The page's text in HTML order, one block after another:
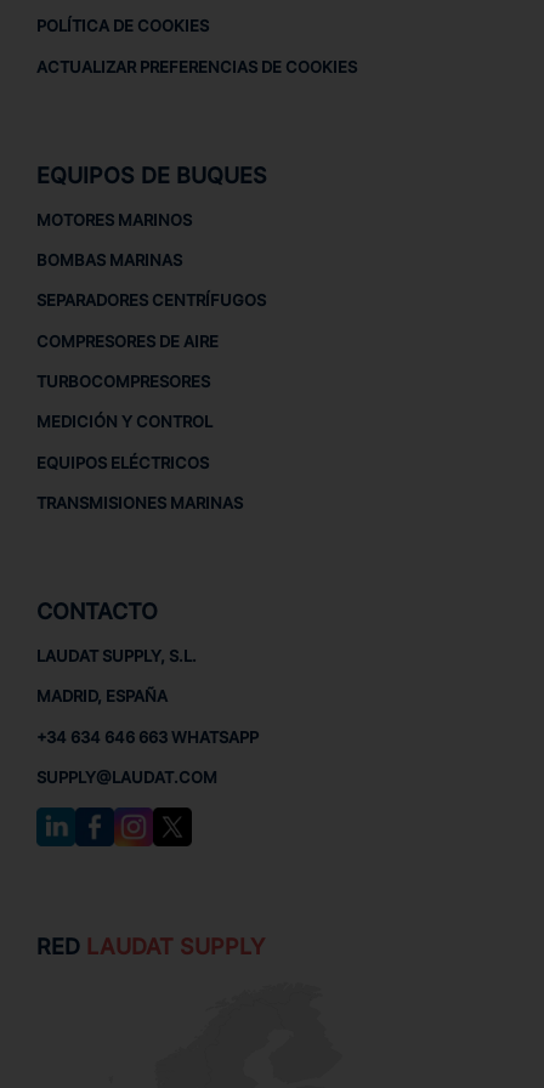
POLÍTICA DE COOKIES
ACTUALIZAR PREFERENCIAS DE COOKIES
EQUIPOS DE BUQUES
MOTORES MARINOS
BOMBAS MARINAS
SEPARADORES CENTRÍFUGOS
COMPRESORES DE AIRE
TURBOCOMPRESORES
MEDICIÓN Y CONTROL
EQUIPOS ELÉCTRICOS
TRANSMISIONES MARINAS
CONTACTO
LAUDAT SUPPLY, S.L.
MADRID, ESPAÑA
+34 634 646 663 WHATSAPP
SUPPLY@LAUDAT.COM
RED LAUDAT SUPPLY